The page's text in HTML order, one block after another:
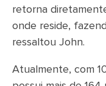
retorna
onde reside,
ressaltou John.
Atualmente, com